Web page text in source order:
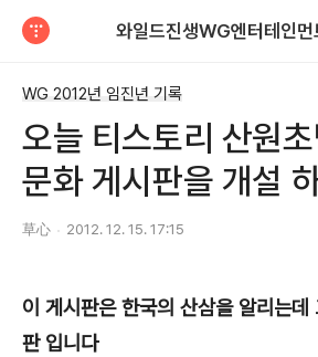
WG 2012년 임진년 기록
오늘 티스토리 산원
문화 게시판을 개설
草心 2012. 12. 15. 17:15
이 게시판은 한국의 산삼을 알리는데
판 입니다